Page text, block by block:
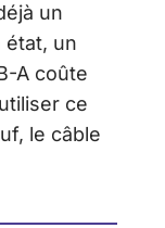
un
état, un
A coûte
ce
le câble